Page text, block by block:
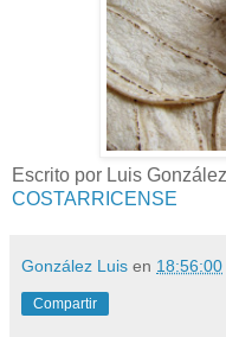
Escrito por Luis
COSTARRICENSE
González Luis en 18:56:00
Compartir